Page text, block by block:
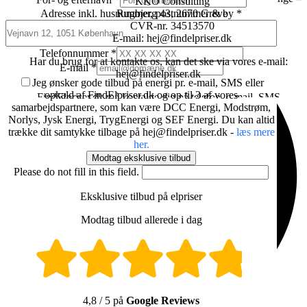
Rugbjerg 43, 2670 Greve
CVR-nr. 34513570
E-mail: hej@findelpriser.dk
Har du brug for at kontakte os, kan det ske via vores e-mail:
hej@findelpriser.dk
FindElpriser.dk må kontakte dig på telefon, e-mail, SMS
angående din igangværende forespørgsel og fremtidige
muligheder for at spare penge.
FindElpriser.dk kontakter dig indledningsvis med meddelelser
angående din igangværende forespørgsel, eller andre relevante
informationer i relation til din forespørgsel.
Du kan altid tilbagekalde dit samtykke ved at skrive til:
hej@findelpriser.dk
Derudover vil du blive kontaktet af op til tre af følgende
samarbejdspartnere og giver samtykke til følgende udsagn:
Norlys Energi A/S (CVR: 25118359)
Jeg giver samtykke til, at Norlys Energi A/S må
kontakte mig via telefonopkald, e-mail og sms/mms med
Samtidig giver jeg samtykke til behandling af min
Adresse inkl. husnummer, postnummer & by *
Telefonnummer *
E-mail*
Jeg ønsker gode tilbud på energi pr. e-mail, SMS eller
opkald af FindElpriser.dk og op til 3 af vores
samarbejdspartnere, som kan være DCC Energi, Modstrøm,
Norlys, Jysk Energi, TrygEnergi og SEF Energi. Du kan altid
trække dit samtykke tilbage på hej@findelpriser.dk - læs mere
her.
Modtag eksklusive tilbud
Please do not fill in this field.
Eksklusive tilbud på elpriser
Modtag tilbud allerede i dag
4,8 / 5 på Google Reviews
hvert år.